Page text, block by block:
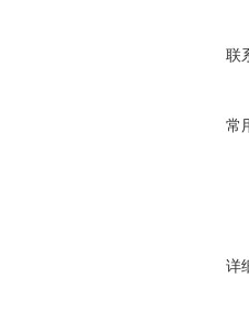
联
常
详